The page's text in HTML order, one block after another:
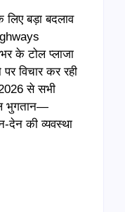
बड़ा बदलाव
के टोल प्लाजा
विचार कर रही
से सभी
भुगतान—
देन की व्यवस्था